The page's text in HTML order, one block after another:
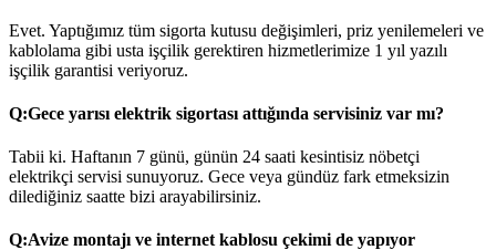
Evet. Yaptığımız tüm sigorta kutusu değişimleri, priz yenilemeleri ve
kablolama gibi usta işçilik gerektiren hizmetlerimize 1 yıl yazılı
işçilik garantisi veriyoruz.
Q:Gece yarısı elektrik sigortası attığında servisiniz var mı?
Tabii ki. Haftanın 7 günü, günün 24 saati kesintisiz nöbetçi
elektrikçi servisi sunuyoruz. Gece veya gündüz fark etmeksizin
dilediğiniz saatte bizi arayabilirsiniz.
Q:Avize montajı ve internet kablosu çekimi de yapıyor